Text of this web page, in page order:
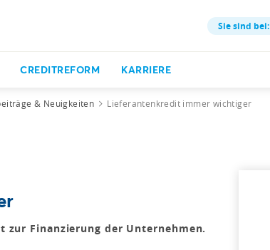
Sie sind bei:
CREDITREFORM KARRIERE
& Neuigkeiten Lieferantenkredit immer wichtiger
Finanzierung der Unternehmen.